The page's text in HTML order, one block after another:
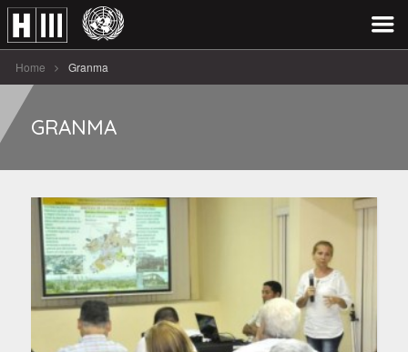
Home Granma
GRANMA